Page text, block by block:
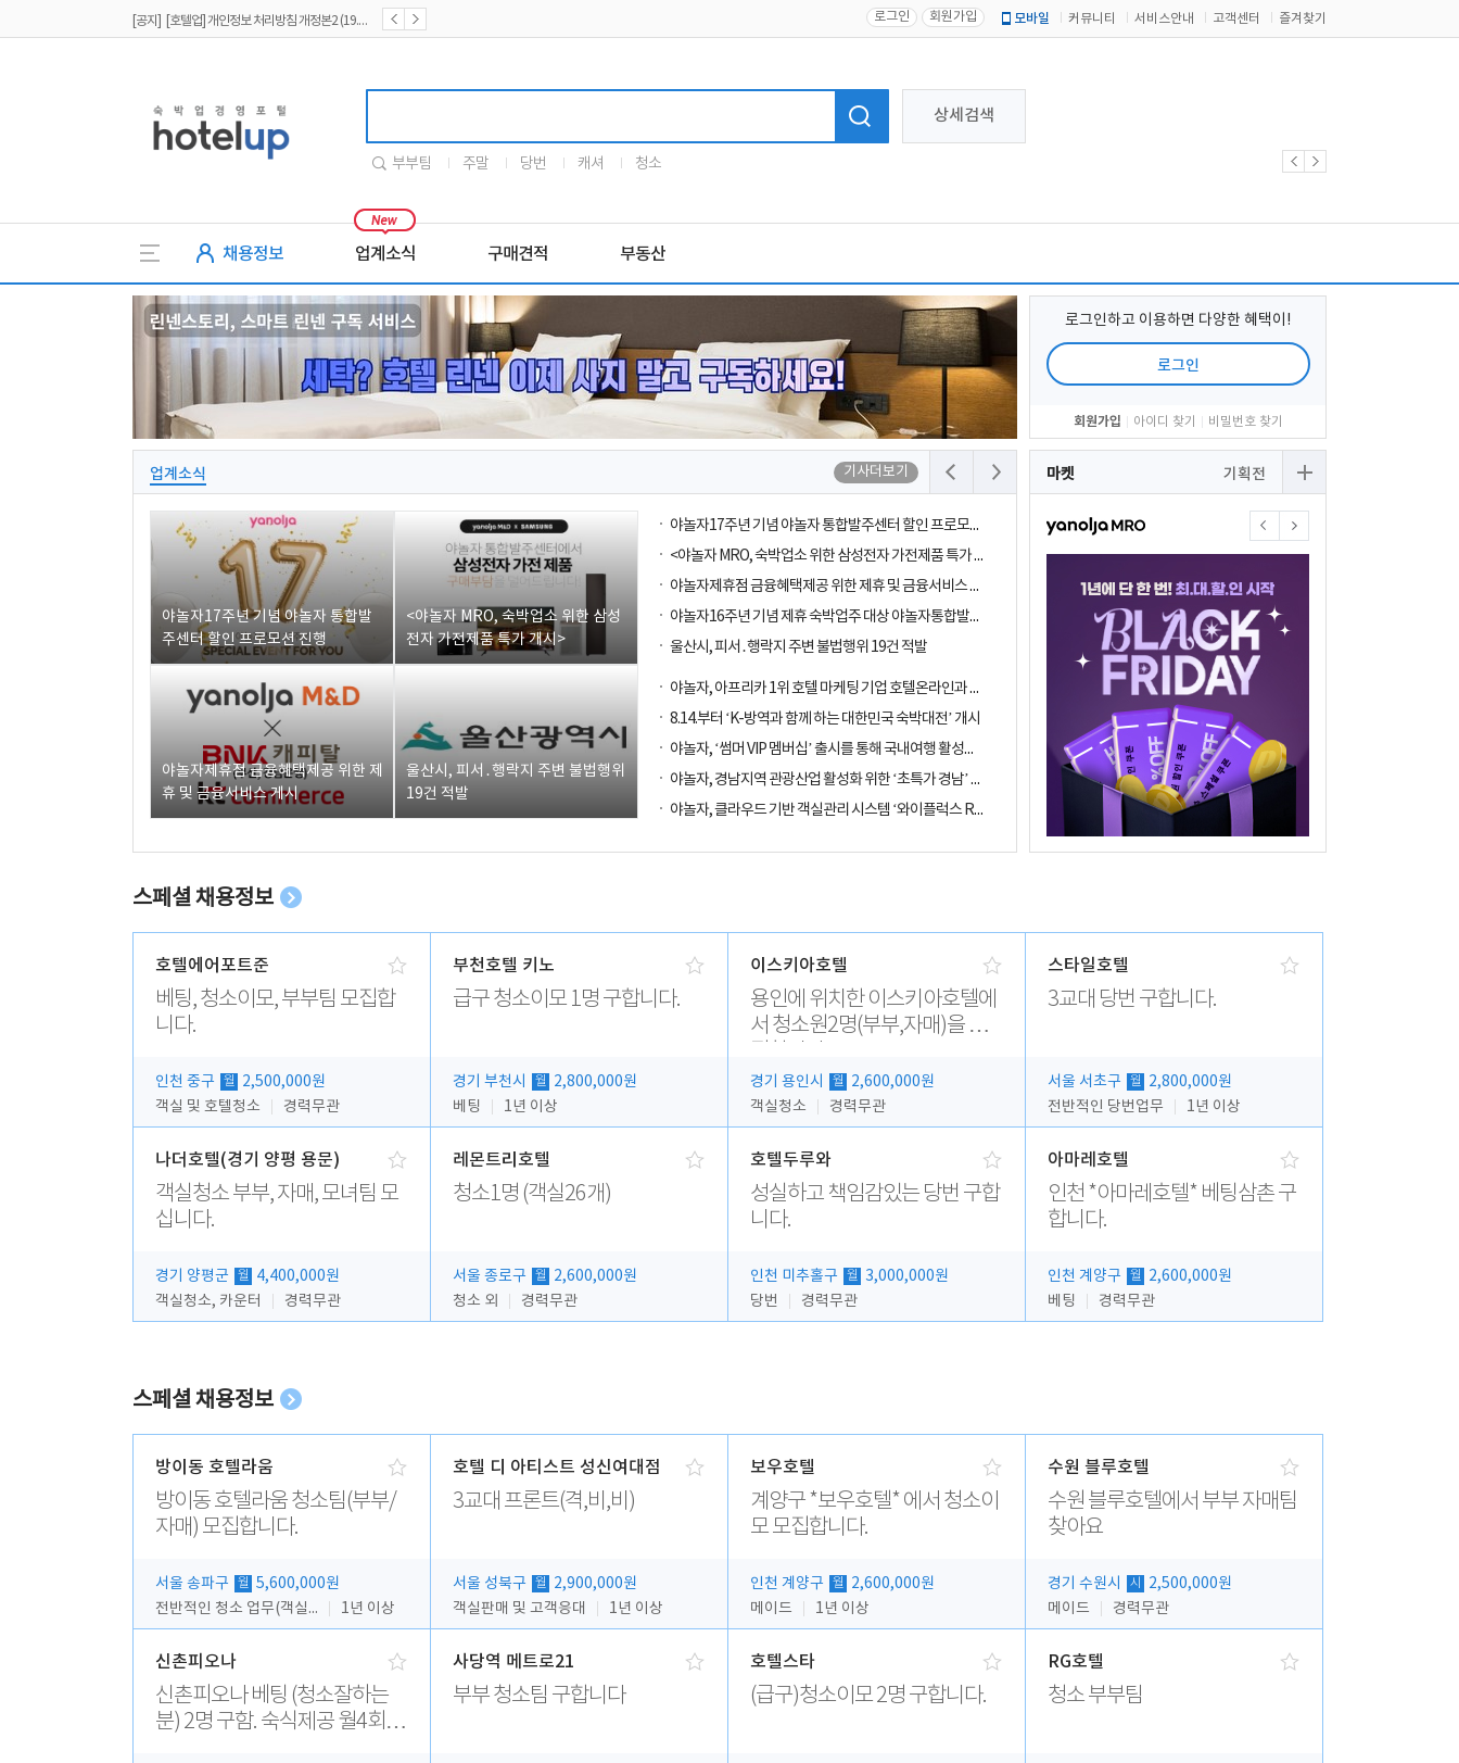
[공지] [호텔업] 개인정보 처리방침 개정본2 (19.09.02) 로그인 회원가입 모바일 커뮤니티 서비스안내 고객센터 즐겨찾기
상세검색
부부팀 주말 당번 캐셔 청소
채용정보 업계소식 구매견적 부동산
업계소식 기사더보기
야놀자17주년 기념 야놀자 통합발
주센터 할인 프로모션 진행
<야놀자 MRO, 숙박업소 위한 삼성
전자 가전제품 특가 개시>
야놀자제휴점 금융혜택제공 위한 제
휴 및 금융서비스 게시
울산시, 피서․행락지 주변 불법행위
19건 적발
야놀자17주년 기념 야놀자 통합발주센터 할인 프로모션 진행
<야놀자 MRO, 숙박업소 위한 삼성전자 가전제품 특가 개시>
야놀자제휴점 금융혜택제공 위한 제휴 및 금융서비스 게시
야놀자16주년 기념 제휴 숙박업주 대상 야놀자통합발주센터 할인쿠폰 증정
울산시, 피서․행락지 주변 불법행위 19건 적발
야놀자, 아프리카 1위 호텔 마케팅 기업 호텔온라인과 전략적 파트너십 체결
8.14.부터 ‘K-방역과 함께 하는 대한민국 숙박대전’ 개시
야놀자, ‘썸머 VIP 멤버십’ 출시를 통해 국내여행 활성화에 박차
야놀자, 경남지역 관광산업 활성화 위한 ‘초특가 경남’ 기획전 진행
야놀자, 클라우드 기반 객실관리 시스템 ‘와이플럭스 RMS’ 출시
로그인하고 이용하면 다양한 혜택이!
로그인
회원가입 아이디 찾기 비밀번호 찾기
마켓 기획전
스페셜 채용정보
호텔에어포트준
베팅, 청소이모, 부부팀 모집합
니다.
인천 중구 월
2,500,000원
객실 및 호텔청소
경력무관
부천호텔 키노
급구 청소이모 1명 구합니다.
경기 부천시 월
2,800,000원
베팅
1년 이상
이스키아호텔
용인에 위치한 이스키아호텔에
서 청소원2명(부부,자매)을 모
경기 용인시 월
2,600,000원
객실청소
경력무관
스타일호텔
3교대 당번 구합니다.
서울 서초구 월
2,800,000원
전반적인 당번업무
1년 이상
나더호텔(경기 양평 용문)
객실청소 부부, 자매, 모녀팀 모
십니다.
경기 양평군 월
4,400,000원
객실청소, 카운터
경력무관
레몬트리호텔
청소1명 (객실26개)
서울 종로구 월
2,600,000원
청소 외
경력무관
호텔두루와
성실하고 책임감있는 당번 구합
니다.
인천 미추홀구 월
3,000,000원
당번
경력무관
아마레호텔
인천 *아마레호텔* 베팅삼촌 구
합니다.
인천 계양구 월
2,600,000원
베팅
경력무관
스페셜 채용정보
방이동 호텔라움
방이동 호텔라움 청소팀(부부/
자매) 모집합니다.
서울 송파구 월
5,600,000원
전반적인 청소 업무(객실청소.객실정리)
1년 이상
호텔 디 아티스트 성신여대점
3교대 프론트(격,비,비)
서울 성북구 월
2,900,000원
객실판매 및 고객응대
1년 이상
보우호텔
계양구 *보우호텔* 에서 청소이
모 모집합니다.
인천 계양구 월
2,600,000원
메이드
1년 이상
수원 블루호텔
수원 블루호텔에서 부부 자매팀
찾아요
경기 수원시 시
2,500,000원
메이드
경력무관
신촌피오나
신촌피오나 베팅 (청소잘하는
분) 2명 구함. 숙식제공 월4회휴
사당역 메트로21
부부 청소팀 구합니다
호텔스타
(급구)청소이모 2명 구합니다.
RG호텔
청소 부부팀